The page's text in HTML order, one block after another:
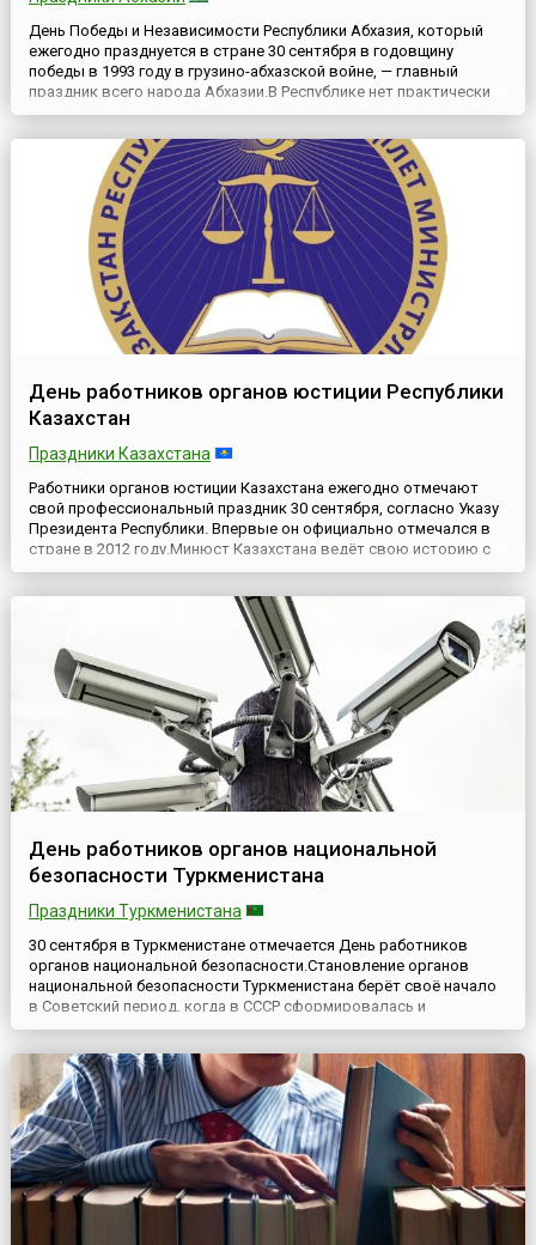
День Победы и Независимости Республики Абхазия, который
ежегодно празднуется в стране 30 сентября в годовщину
победы в 1993 году в грузино-абхазской войне, — главный
праздник всего народа Абхазии.В Республике нет практически
ни одной семьи, где бы этот праздник не отмечали со слезами
окончание абхазско-грузинской войны в 1993 году. ...
День работников органов юстиции Республики
Казахстан
Праздники Казахстана
Работники органов юстиции Казахстана ежегодно отмечают
свой профессиональный праздник 30 сентября, согласно Указу
Президента Республики. Впервые он официально отмечался в
стране в 2012 году.Минюст Казахстана ведёт свою историю с
начала 20 века, когда в трудные годы, последовавшие за
начала формироваться система юстиции будущего
День работников органов национальной
безопасности Туркменистана
Праздники Туркменистана
30 сентября в Туркменистане отмечается День работников
органов национальной безопасности.Становление органов
национальной безопасности Туркменистана берёт своё начало
в Советский период, когда в СССР сформировалась и
действовала одна из сильнейших силовых структур в мире –
Государственной Безопасности СССР были взяты за основу при
построении системы ...